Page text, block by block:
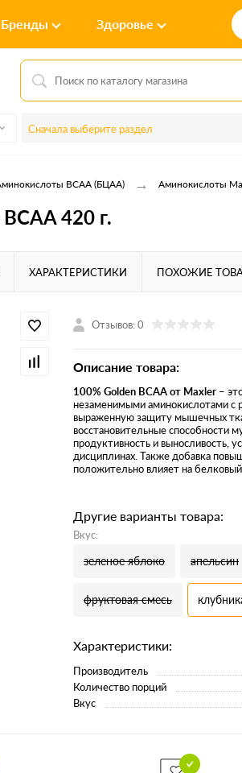
Бренды Здоровье
Сначала выберите раздел
BCAA (БЦАА) → Аминокислоты
420 г.
ХАРАКТЕРИСТИКИ ПОХОЖИЕ
Отзывов: 0
Описание товара:
100% Golden BCAA от Maxler –
незаменимыми аминокислотами с
выраженную защиту мышечных
восстановительные способности
продуктивность и выносливость,
дисциплинах. Также добавка
положительно влияет на
Другие варианты товара:
Вкус:
зеленое яблоко апельсин
фруктовая смесь
Характеристики:
Производитель
Количество порций
Вкус